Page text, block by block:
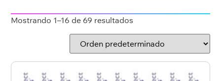
Mostrando 1–16 de 69 resultados